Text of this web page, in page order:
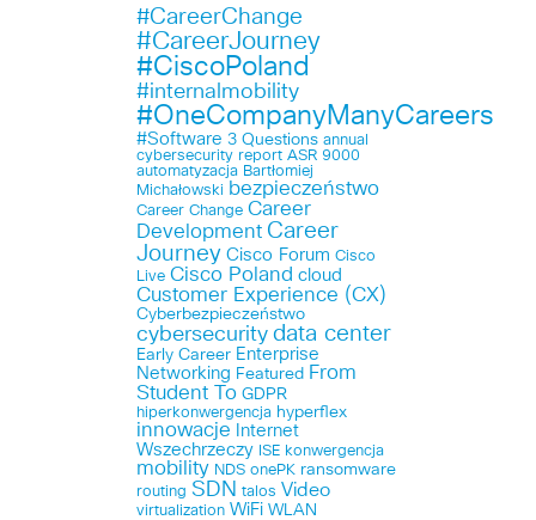
#CareerChange
#CareerJourney
#CiscoPoland
#internalmobility
#OneCompanyManyCareers
#Software 3 Questions annual
cybersecurity report ASR 9000
automatyzacja Bartłomiej
Michałowski bezpieczeństwo
Career Change Career
Development Career
Journey Cisco Forum Cisco
Live Cisco Poland cloud
Customer Experience (CX)
Cyberbezpieczeństwo
cybersecurity data center
Early Career Enterprise
Networking Featured From
Student To GDPR
hiperkonwergencja hyperflex
innowacje
Internet
Wszechrzeczy ISE konwergencja
mobility NDS onePK ransomware
routing SDN talos Video
virtualization WiFi WLAN